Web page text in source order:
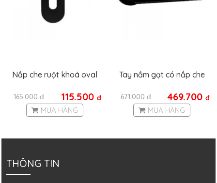
Nắp che ruột khoá oval
115.500đ
165.000đ
MUA HÀNG
Tay nắm gạt có nắp che
469.700 đ
671.000đ
MUA HÀNG
THÔNG TIN